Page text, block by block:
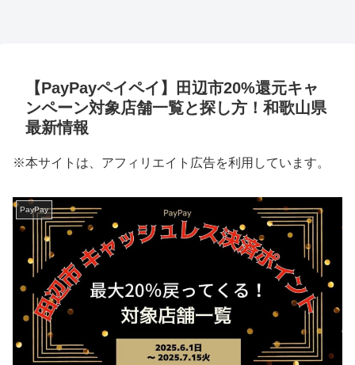
【PayPayペイペイ】田辺市20%還元キャ
ンペーン対象店舗一覧と探し方！和歌山県
最新情報
※本サイトは、アフィリエイト広告を利用しています。
PayPay